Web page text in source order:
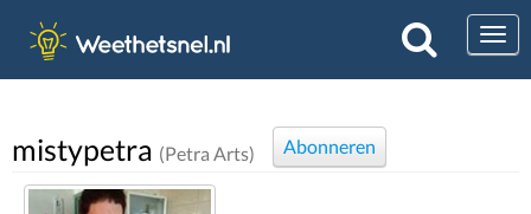
mistypetra (Petra Arts) Abonneren